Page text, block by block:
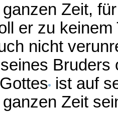
Zeit,
er zu keinem
nicht
ist auf
Zeit